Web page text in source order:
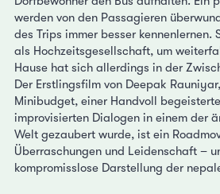
werden von den Passagieren
des Trips immer besser kennenlernen.
als Hochzeitsgesellschaft, um
Hause hat sich allerdings in der
Der Erstlingsfilm von Deepak
Minibudget, einer Handvoll
improvisierten Dialogen in einem der
Welt gezaubert wurde, ist ein
Überraschungen und Leidenschaft –
kompromisslose Darstellung der